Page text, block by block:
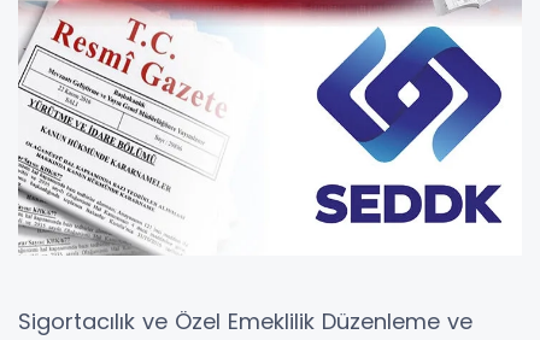
Sigortacılık ve Özel Emeklilik Düzenleme ve